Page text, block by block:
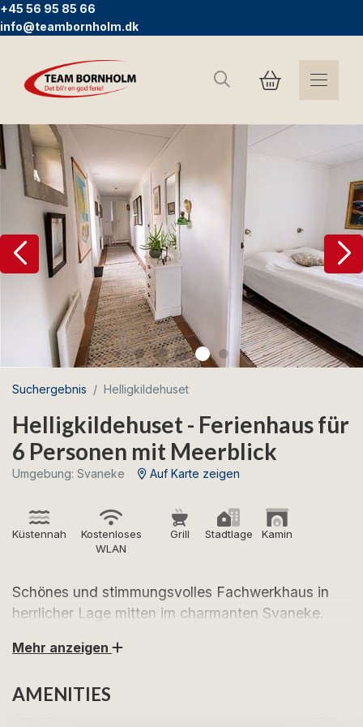
+45 56 95 85 66
info@teambornholm.dk
Suchen
Suchergebnis Helligkildehuset
Helligkildehuset - Ferienhaus für
6 Personen mit Meerblick
Umgebung: Svaneke Auf Karte zeigen
Küstennah
Kostenloses
WLAN
Grill Stadtlage Kamin
Schönes und stimmungsvolles Fachwerkhaus in
herrlicher Lage mitten im charmanten Svaneke.
Freuen Sie sich auf einen schönen Urlaub im
Ferienorte Bornholms liegt. Sie wohnen nur wenige
Mehr anzeigen
AMENITIES